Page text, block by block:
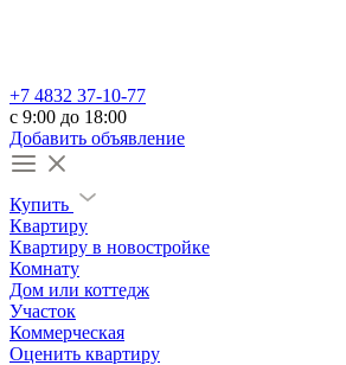
+7 4832 37-10-77
c 9:00 до 18:00
Добавить объявление
Купить
Квартиру
Квартиру в новостройке
Комнату
Дом или коттедж
Участок
Коммерческая
Оценить квартиру